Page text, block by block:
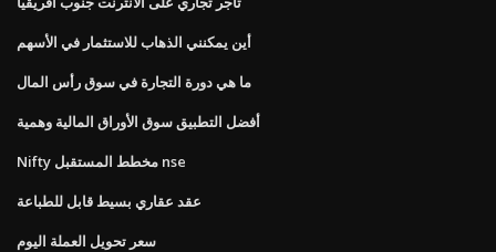
أين يمكنني الذهاب للاستثمار في الأسهم
ما هي دورة التجارة في سوق رأس المال
أفضل التطبيق سوق الأوراق المالية وهمية
Nifty مخطط المستقبل nse
عقد عقاري بسيط قابل للطباعة
سعر تحويل العملة اليوم